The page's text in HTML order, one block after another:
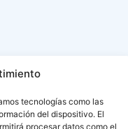
tecnologías como las
del dispositivo. El
procesar datos como el